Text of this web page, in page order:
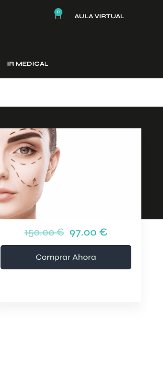
0
AULA VIRTUAL
IR MEDICAL
150.00 € 97.00 €
Comprar Ahora